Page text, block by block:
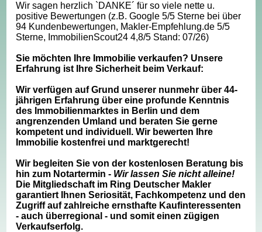
Wir sagen herzlich `DANKE´ für so viele nette u.
positive Bewertungen (z.B. Google 5/5 Sterne bei über
94 Kundenbewertungen, Makler-Empfehlung.de 5/5
Sterne, ImmobilienScout24 4,8/5 Stand: 07/26)
Sie möchten Ihre Immobilie verkaufen? Unsere
Erfahrung ist Ihre Sicherheit beim Verkauf:
Wir verfügen auf Grund unserer nunmehr über 44-
jährigen Erfahrung über eine profunde Kenntnis
des Immobilienmarktes in Berlin und dem
angrenzenden Umland und beraten Sie gerne
kompetent und individuell. Wir bewerten Ihre
Immobilie kostenfrei und marktgerecht!
Wir begleiten Sie von der kostenlosen Beratung bis
hin zum Notartermin - Wir lassen Sie nicht alleine!
Die Mitgliedschaft im Ring Deutscher Makler
garantiert Ihnen Seriosität, Fachkompetenz und den
Zugriff auf zahlreiche ernsthafte Kaufinteressenten
- auch überregional - und somit einen zügigen
Verkaufserfolg.